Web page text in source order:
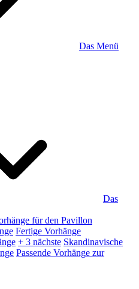
Das Menü
Das
für den Pavillon
Fertige Vorhänge
+ 3 nächste Skandinavische
Passende Vorhänge zur